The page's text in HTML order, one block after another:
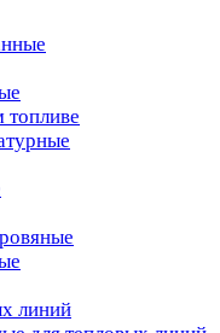
топливе
линий